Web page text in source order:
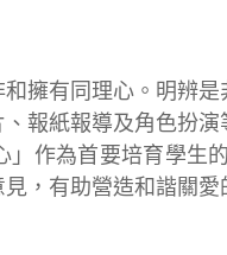
有同理心。明辨是
報紙報導及角色扮
作為首要培育學
，有助營造和諧關